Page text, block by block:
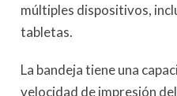
múltiples dispositivos,
tabletas.
La bandeja tiene una
velocidad de impresión